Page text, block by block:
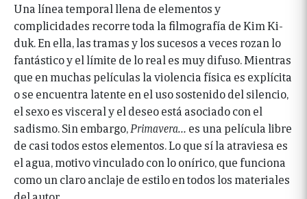
Una línea temporal llena de elementos y
complicidades recorre toda la filmografía de Kim Ki-
duk. En ella, las tramas y los sucesos a veces rozan lo
fantástico y el límite de lo real es muy difuso. Mientras
que en muchas películas la violencia física es explícita
o se encuentra latente en el uso sostenido del silencio,
el sexo es visceral y el deseo está asociado con el
sadismo. Sin embargo, Primavera… es una película libre
de casi todos estos elementos. Lo que sí la atraviesa es
el agua, motivo vinculado con lo onírico, que funciona
como un claro anclaje de estilo en todos los materiales
del autor.